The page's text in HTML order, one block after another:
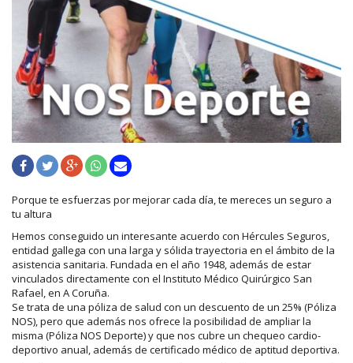
Porque te esfuerzas por mejorar cada día, te mereces un seguro a
tu altura
Hemos conseguido un interesante acuerdo con Hércules Seguros,
entidad gallega con una larga y sólida trayectoria en el ámbito de la
asistencia sanitaria. Fundada en el año 1948, además de estar
vinculados directamente con el Instituto Médico Quirúrgico San
Rafael, en A Coruña.
Se trata de una póliza de salud con un descuento de un 25% (Póliza
NOS), pero que además nos ofrece la posibilidad de ampliar la
misma (Póliza NOS Deporte) y que nos cubre un chequeo cardio-
deportivo anual, además de certificado médico de aptitud deportiva.